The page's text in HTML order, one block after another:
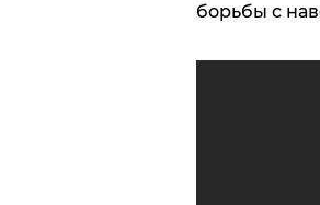
борьбы с